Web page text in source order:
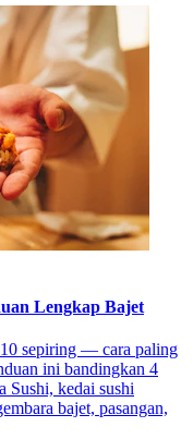
Lengkap Bajet
sepiring — cara paling
ini bandingkan 4
Sushi, kedai sushi
bajet, pasangan,